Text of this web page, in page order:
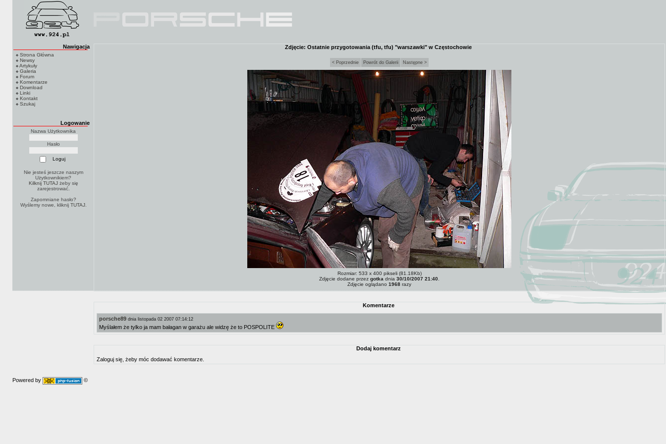
Nawigacja
Strona Główna
Newsy
Artykuły
Galeria
Forum
Komentarze
Download
Linki
Kontakt
Szukaj
Logowanie
Nazwa Użytkownika
Hasło
Nie jesteś jeszcze naszym
Użytkownikiem?
Kilknij TUTAJżeby się
zarejestrować.
Zapomniane hasło?
Wyślemy nowe, kliknij TUTAJ.
Zdjęcie: Ostatnie przygotowania (tfu, tfu) "warszawki" w Częstochowie
< Poprzednie Powrót do Galerii Następne >
Rozmiar: 533 x 400 pikseli (81.18Kb)
Zdjęcie dodane przez gotka dnia 30/10/2007 21:40
Zdjęcie oglądano 1968 razy
Komentarze
porsche89 dnia listopada 02 2007 07:14:12
Myślałem że tylko ja mam bałagan w garażu ale widzę że to POSPOLITE
Dodaj komentarz
Zaloguj się, żeby móc dodawać komentarze.
Powered by ©